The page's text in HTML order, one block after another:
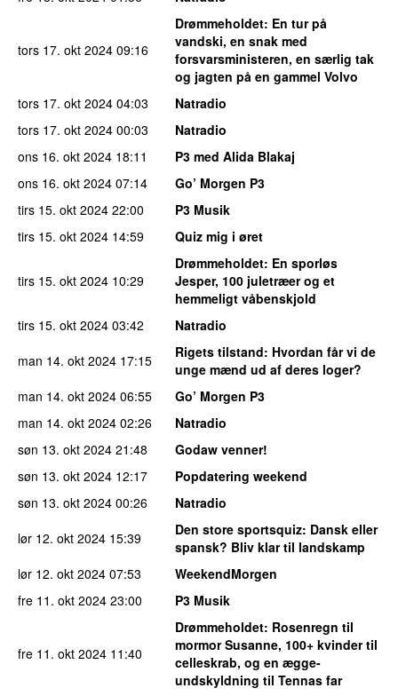
tors 17. okt 2024 09:16
Drømmeholdet: En tur på
vandski, en snak med
forsvarsministeren, en særlig tak
og jagten på en gammel Volvo
tors 17. okt 2024 04:03
Natradio
tors 17. okt 2024 00:03
Natradio
ons 16. okt 2024 18:11
P3 med Alida Blakaj
ons 16. okt 2024 07:14
Go’ Morgen P3
tirs 15. okt 2024 22:00
P3 Musik
tirs 15. okt 2024 14:59 Quiz mig i øret
tirs 15. okt 2024 10:29
Drømmeholdet: En sporløs
Jesper, 100 juletræer og et
hemmeligt våbenskjold
tirs 15. okt 2024 03:42
Natradio
man 14. okt 2024 17:15 Rigets tilstand: Hvordan får vi de
unge mænd ud af deres loger?
man 14. okt 2024 06:55
Go’ Morgen P3
man 14. okt 2024 02:26
Natradio
søn 13. okt 2024 21:48
Godaw venner!
søn 13. okt 2024 12:17
Popdatering weekend
søn 13. okt 2024 00:26
Natradio
lør 12. okt 2024 15:39 Den store sportsquiz: Dansk eller
spansk? Bliv klar til landskamp
lør 12. okt 2024 07:53
WeekendMorgen
fre 11. okt 2024 23:00 P3 Musik
fre 11. okt 2024 11:40
Drømmeholdet: Rosenregn til
mormor Susanne, 100+ kvinder til
celleskrab, og en ægge-
undskyldning til Tennas far